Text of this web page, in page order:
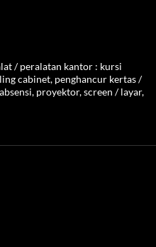
/ peralatan kantor : kursi
cabinet, penghancur kertas /
proyektor, screen / layar,